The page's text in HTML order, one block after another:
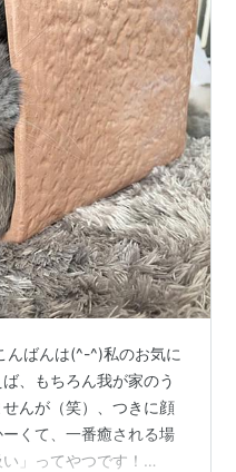
んばんは(^-^)私のお気に
、もちろん我が家のう
んが（笑）、つきに顔
くて、一番癒される場
」ってやつです！